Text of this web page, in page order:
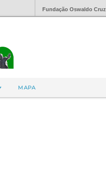
Fundação Oswaldo Cruz
MAPA